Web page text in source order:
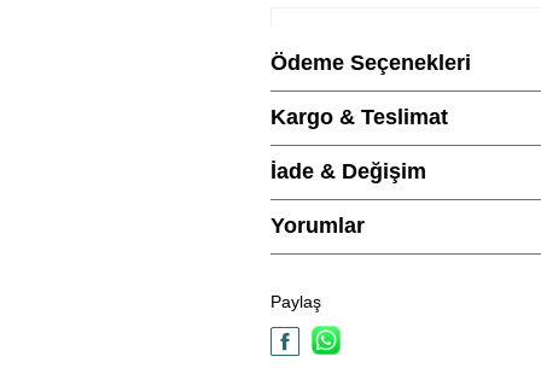
Marka
Metal Cinsi
Modeli
Ödeme Seçenekleri
Kargo & Teslimat
İade & Değişim
Yorumlar
Paylaş